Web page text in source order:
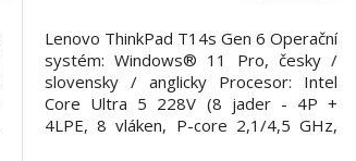
Lenovo ThinkPad T14s Gen 6 Operační
systém: Windows® 11 Pro, česky /
slovensky / anglicky Procesor: Intel
Core Ultra 5 228V (8 jader - 4P +
4LPE, 8 vláken, P-core 2,1/4,5 GHz,